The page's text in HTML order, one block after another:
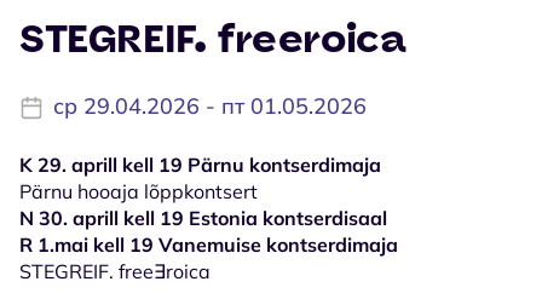
STEGREIF. freeroica
ср 29.04.2026 - пт 01.05.2026
K 29. aprill kell 19 Pärnu kontserdimaja
Pärnu hooaja lõppkontsert
N 30. aprill kell 19 Estonia kontserdisaal
R 1.mai kell 19 Vanemuise kontserdimaja
STEGREIF. free∃roica